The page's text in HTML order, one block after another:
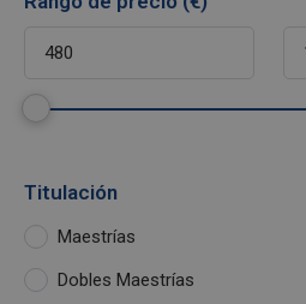
Titulación
Maestrías
Dobles Maestrías